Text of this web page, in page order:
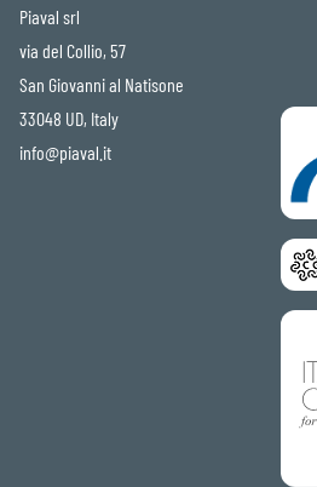
Piaval srl
via del Collio, 57
San Giovanni al Natisone
33048 UD, Italy
info@piaval.it